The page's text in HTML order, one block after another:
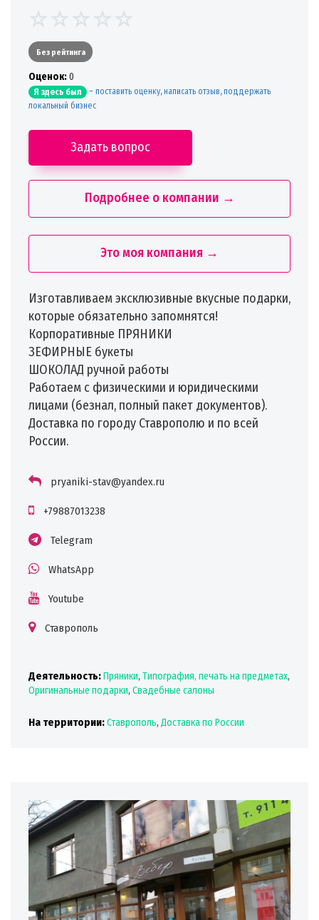
Без рейтинга
Oценок:0
Я здесь был - поставить оценку, написать отзыв, поддержать
локальный бизнес
Задать вопрос
Подробнее о компании →
Это моя компания →
Изготавливаем эксклюзивные вкусные подарки,
которые обязательно запомнятся!
Корпоративные ПРЯНИКИ
ЗЕФИРНЫЕ букеты
ШОКОЛАД ручной работы
Работаем с физическими и юридическими
лицами (безнал, полный пакет документов).
Доставка по городу Ставрополю и по всей
России.
pryaniki-stav@yandex.ru
+79887013238
Telegram
WhatsApp
Youtube
Ставрополь
Деятельность:Пряники, Типография, печать на предметах,
Оригинальные подарки, Свадебные салоны
На территории:Ставрополь, Доставка по России